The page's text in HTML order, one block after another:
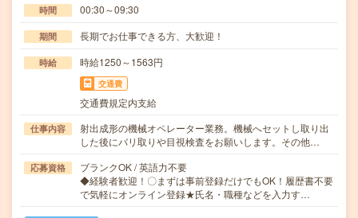
時間 00:30～09:30
期間 長期でお仕事できる方、大歓迎！
時給 時給1250～1563円
交通費
交通費規定内支給
仕事内容
射出成形の機械オペレーター業務。機械へセットし取り出
した後にバリ取りや目視検査をお願いします。その他…
応募資格
ブランクOK / 英語力不要
◆経験者歓迎！〇まずは事前登録だけでもOK！履歴書不要
で気軽にオンライン登録★氏名・職種などを入力す…